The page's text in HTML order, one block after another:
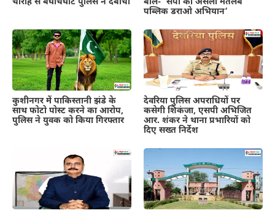
पब्लिक डराओ अभियान’
कुशीनगर में पाकिस्तानी झंडे के
साथ फोटो पोस्ट करने का आरोप,
पुलिस ने युवक को किया गिरफ्तार
देवरिया पुलिस अपराधियों पर
कसेगी शिकंजा, एसपी अभिजित
आर. शंकर ने थाना प्रभारियों को
दिए सख्त निर्देश